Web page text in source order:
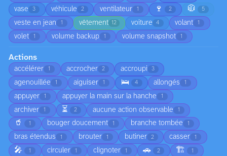
vase 3 véhicule 2 ventilateur 1 🍷 2 🧥 5
veste en jean 1 vêtement 12 voiture 4 volant 1
volet 1 volume backup 1 volume snapshot 1
Actions
accélérer 1 accrocher 2 accroupi 3
agenouillée 1 aiguiser 1 🛌 4 allongés 1
appuyer 1 appuyer la main sur la hanche 1
archiver 1 ⏳ 2 aucune action observable 1
🥤 1 bouger doucement 1 branche tombée 1
bras étendus 1 brouter 1 butiner 2 casser 1
🎤 1 circuler 1 clignoter 1 🚗 2 🏗️ 1